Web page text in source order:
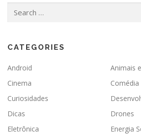
for:
CATEGORIES
Android
Animais
Cinema
Comédia
Curiosidades
Dicas
Drones
Eletrônica
Energia